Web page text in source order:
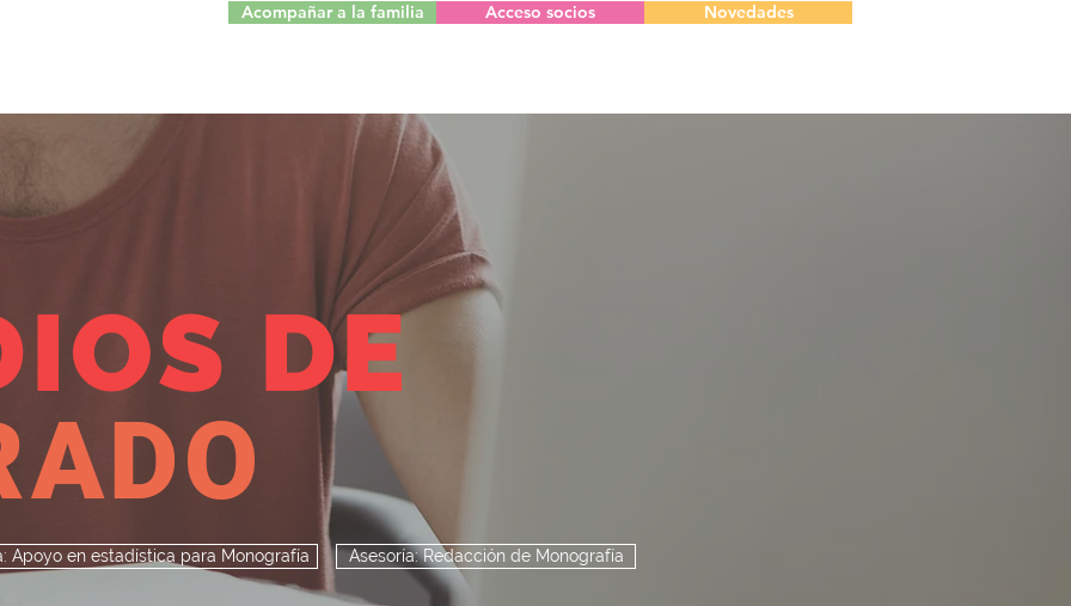
Acompañar a la familia Acceso socios Novedades
DE
Apoyo en estadística para Monografía Asesoría: Redacción de Monografía